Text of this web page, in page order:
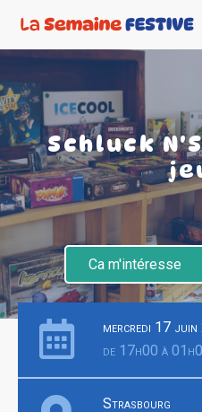
Schluck
Ca m'intéresse
mercredi 17
de 17h00 à
Strasbourg